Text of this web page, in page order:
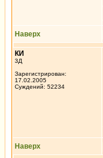
Наверх
КИ
3Д
Зарегистрирован:
17.02.2005
Суждений: 52234
Наверх